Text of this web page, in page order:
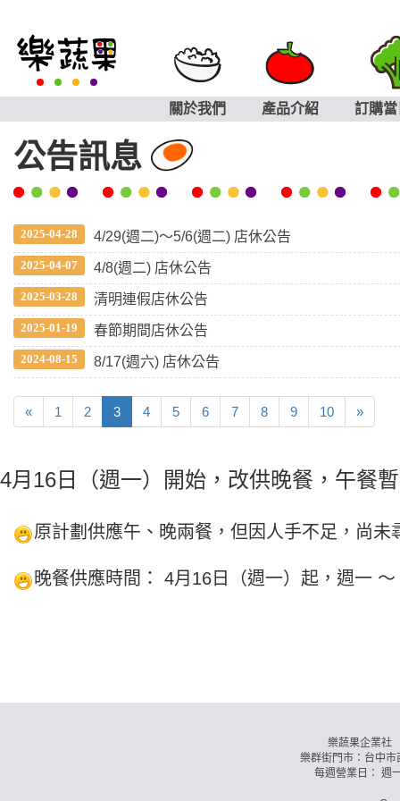
關於我們 產品介紹 訂購
公告訊息
2025-04-28 4/29(週二)～5/6(週二) 店休公告
2025-04-07 4/8(週二) 店休公告
2025-03-28 清明連假店休公告
2025-01-19 春節期間店休公告
2024-08-15 8/17(週六) 店休公告
« 1 2 3 4 5 6 7 8 9 10 »
4月16日（週一）開始，改供晚餐，午餐
原計劃供應午、晚兩餐，但因人手不足，尚
晚餐供應時間： 4月16日（週一）起，週一
樂蔬果企業
樂群街門市：台中
每週營業日：